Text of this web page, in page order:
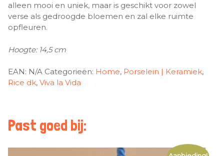
alleen mooi en uniek, maar is geschikt voor zowel
verse als gedroogde bloemen en zal elke ruimte
opfleuren.
Hoogte: 14,5 cm
EAN: N/A Categorieën: Home, Porselein | Keramiek,
Rice dk, Viva la Vida
Past goed bij: